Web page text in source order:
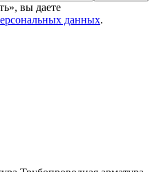
вы даете
данных.